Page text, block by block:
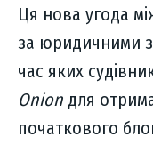
Ця нова угода
за юридичними
час яких
Onion для
початкового